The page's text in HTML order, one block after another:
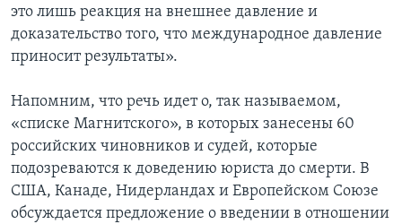
это лишь реакция на внешнее давление и
доказательство того, что международное давление
приносит результаты».
Напомним, что речь идет о, так называемом,
«списке Магнитского», в которых занесены 60
российских чиновников и судей, которые
подозреваются к доведению юриста до смерти. В
США, Канаде, Нидерландах и Европейском Союзе
обсуждается предложение о введении в отношении